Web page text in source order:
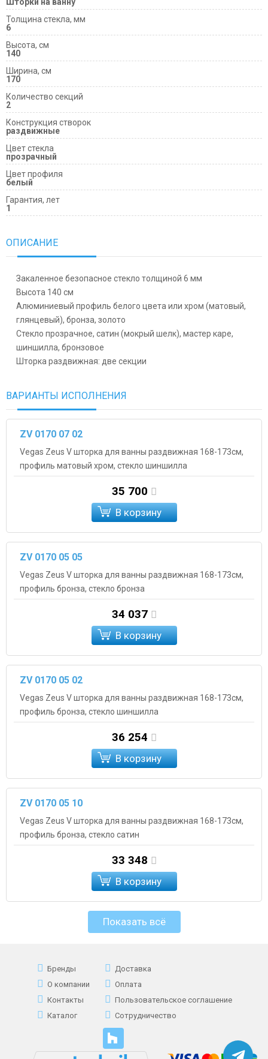
Толщина стекла, мм
6
Высота, см
140
Ширина, см
170
Количество секций
2
Конструкция створок
раздвижные
Цвет стекла
прозрачный
Цвет профиля
белый
Гарантия, лет
1
ОПИСАНИЕ
Закаленное безопасное стекло толщиной 6 мм
Высота 140 см
Алюминиевый профиль белого цвета или хром (матовый,
глянцевый), бронза, золото
Стекло прозрачное, сатин (мокрый шелк), мастер каре,
шиншилла, бронзовое
Шторка раздвижная: две секции
ВАРИАНТЫ ИСПОЛНЕНИЯ
ZV 0170 07 02
Vegas Zeus V шторка для ванны раздвижная 168-173см,
профиль матовый хром, стекло шиншилла
35 700
В корзину
ZV 0170 05 05
Vegas Zeus V шторка для ванны раздвижная 168-173см,
профиль бронза, стекло бронза
34 037
В корзину
ZV 0170 05 02
Vegas Zeus V шторка для ванны раздвижная 168-173см,
профиль бронза, стекло шиншилла
36 254
В корзину
ZV 0170 05 10
Vegas Zeus V шторка для ванны раздвижная 168-173см,
профиль бронза, стекло сатин
33 348
В корзину
Показать всё
Бренды
О компании
Контакты
Каталог
Доставка
Оплата
Пользовательское соглашение
Сотрудничество